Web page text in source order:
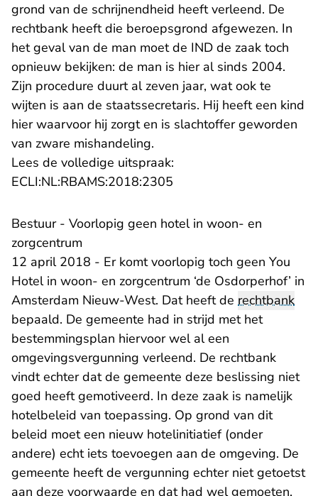
grond van de schrijnendheid heeft verleend. De
rechtbank heeft die beroepsgrond afgewezen. In
het geval van de man moet de IND de zaak toch
opnieuw bekijken: de man is hier al sinds 2004.
Zijn procedure duurt al zeven jaar, wat ook te
wijten is aan de staatssecretaris. Hij heeft een kind
hier waarvoor hij zorgt en is slachtoffer geworden
van zware mishandeling.
Lees de volledige uitspraak:
ECLI:NL:RBAMS:2018:2305
Bestuur - Voorlopig geen hotel in woon- en
zorgcentrum
12 april 2018 - Er komt voorlopig toch geen You
Hotel in woon- en zorgcentrum ‘de Osdorperhof’ in
Amsterdam Nieuw-West. Dat heeft de rechtbank
bepaald. De gemeente had in strijd met het
bestemmingsplan hiervoor wel al een
omgevingsvergunning verleend. De rechtbank
vindt echter dat de gemeente deze beslissing niet
goed heeft gemotiveerd. In deze zaak is namelijk
hotelbeleid van toepassing. Op grond van dit
beleid moet een nieuw hotelinitiatief (onder
andere) echt iets toevoegen aan de omgeving. De
gemeente heeft de vergunning echter niet getoetst
aan deze voorwaarde en dat had wel gemoeten.